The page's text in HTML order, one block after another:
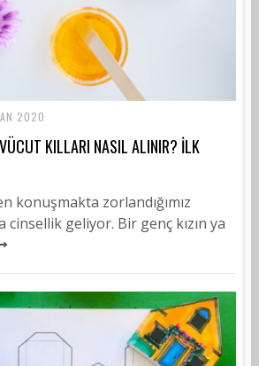
2020
KILLARI NASIL ALINIR? İLK
konuşmakta zorlandığımız
cinsellik geliyor. Bir genç kızın ya